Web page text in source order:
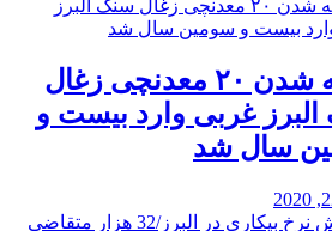
کشته شدن ۲۰ معدنچی زغال
غربی وارد بیست و
سال شد